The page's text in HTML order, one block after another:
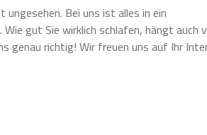
Bei uns ist alles in ein
gut Sie wirklich schlafen, hängt auch
genau richtig! Wir freuen uns auf Ihr